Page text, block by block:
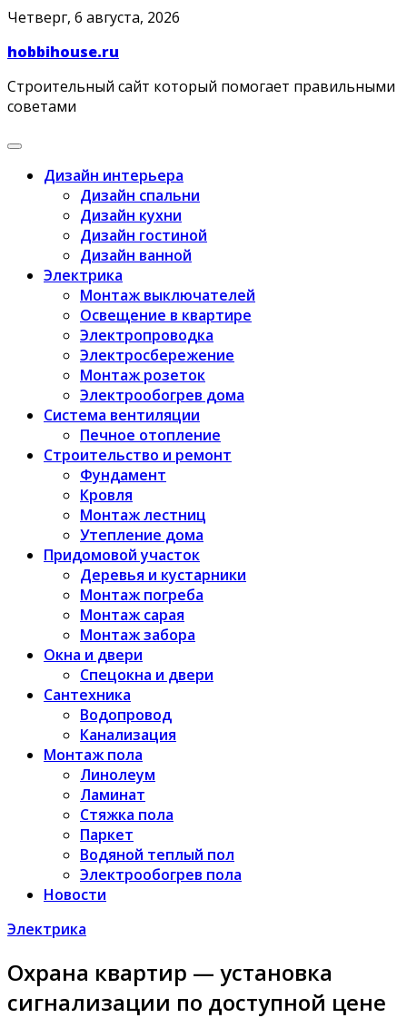
Skip
content
Четверг, 6 августа, 2026
hobbihouse.ru
Строительный сайт который помогает правильными
советами
Дизайн интерьера
Дизайн спальни
Дизайн кухни
Дизайн гостиной
Дизайн ванной
Электрика
Монтаж выключателей
Освещение в квартире
Электропроводка
Электросбережение
Монтаж розеток
Электрообогрев дома
Система вентиляции
Печное отопление
Строительство и ремонт
Фундамент
Кровля
Монтаж лестниц
Утепление дома
Придомовой участок
Деревья и кустарники
Монтаж погреба
Монтаж сарая
Монтаж забора
Окна и двери
Спецокна и двери
Сантехника
Водопровод
Канализация
Монтаж пола
Линолеум
Ламинат
Стяжка пола
Паркет
Водяной теплый пол
Электрообогрев пола
Новости
Электрика
Охрана квартир — установка
сигнализации по доступной цене